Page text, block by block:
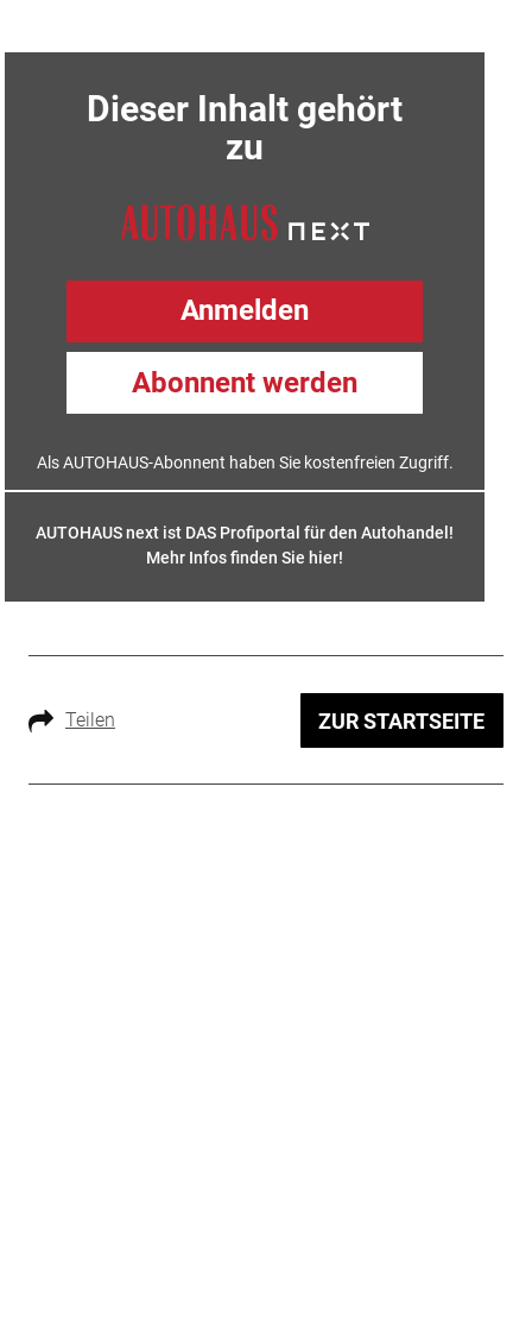
Dieser Inhalt gehört
zu
Anmelden
Abonnent werden
Als AUTOHAUS-Abonnent haben Sie kostenfreien Zugriff.
AUTOHAUS next ist DAS Profiportal für den Autohandel!
Mehr Infos finden Sie hier!
Teilen ZUR STARTSEITE